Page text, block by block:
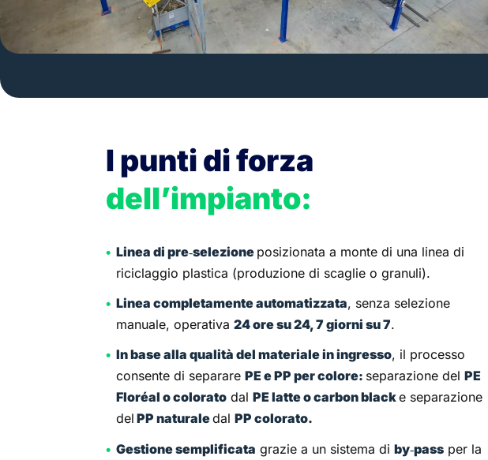
I punti di forza
dell’impianto:
Linea di pre‑selezione posizionata a monte di una linea di
riciclaggio plastica (produzione di scaglie o granuli).
Linea completamente automatizzata, senza selezione
manuale, operativa24 ore su 24, 7 giorni su 7.
In base alla qualità del materiale in ingresso, il processo
consente di separarePE e PP per colore: separazione delPE
Floréal o colorato dalPE latte o carbon blacke separazione
del PP naturaledalPP colorato.
Gestione semplificata grazie a un sistema diby‑pass per la